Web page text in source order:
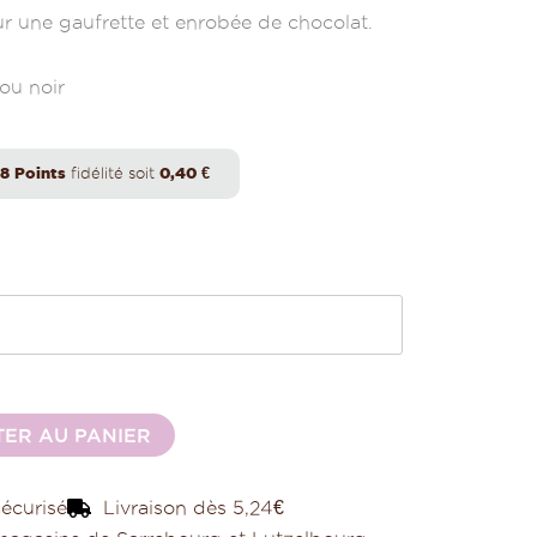
une gaufrette et enrobée de chocolat.
noir
8 Points fidélité soit 0,40 €
AU PANIER
Livraison dès 5,24€